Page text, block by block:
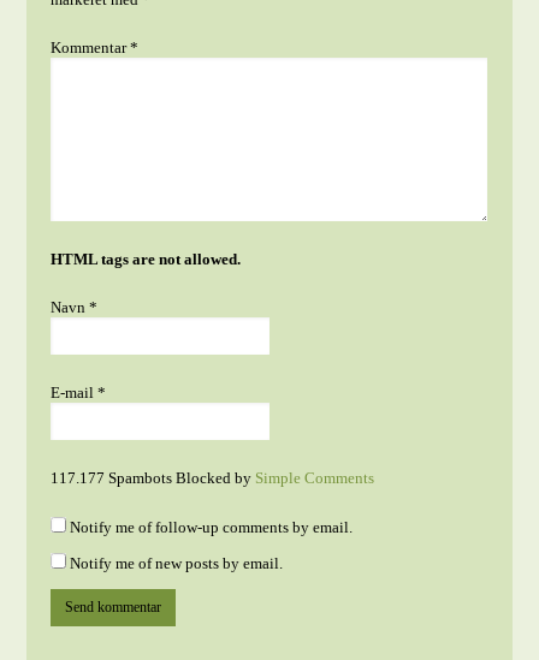
Kommentar*
HTML tags are not allowed.
Navn*
E-mail*
117.177 Spambots Blocked by Simple Comments
Notify me of follow-up comments by email.
Notify me of new posts by email.